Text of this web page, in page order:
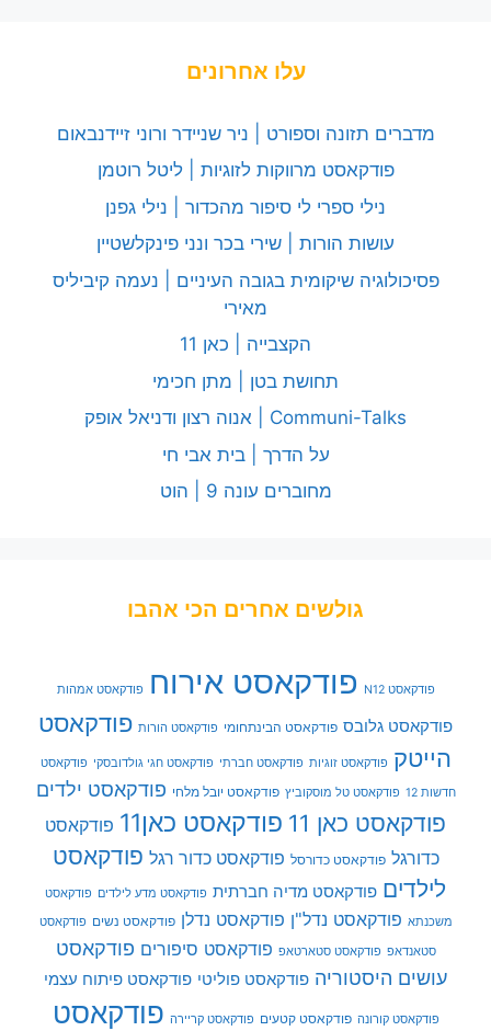
עלו אחרונים
מדברים תזונה וספורט | ניר שניידר ורוני זיידנבאום
פודקאסט מרווקות לזוגיות | ליטל רוטמן
נילי ספרי לי סיפור מהכדור | נילי גפנן
עושות הורות | שירי בכר ונני פינקלשטיין
פסיכולוגיה שיקומית בגובה העיניים | נעמה קיביליס
מאירי
הקצבייה | כאן 11
תחושת בטן | מתן חכימי
Communi-Talks | אנוה רצון ודניאל אופק
על הדרך | בית אבי חי
מחוברים עונה 9 | הוט
גולשים אחרים הכי אהבו
פודקאסט N12 פודקאסט אירוח פודקאסט אמהות
פודקאסט גלובס פודקאסט הבינתחומי פודקאסט הורות פודקאסט
הייטק פודקאסט זוגיות פודקאסט חברתי פודקאסט חגי גולדובסקי פודקאסט
חדשות 12 פודקאסט טל מוסקוביץ פודקאסט יובל מלחי פודקאסט ילדים
פודקאסט כאן 11 פודקאסט כאן11
פודקאסט
כדורגל פודקאסט כדורסל פודקאסט כדור רגל פודקאסט
לילדים פודקאסט מדיה חברתית פודקאסט מדע לילדים פודקאסט
משכנתא פודקאסט נדל"ן פודקאסט נדלן פודקאסט נשים פודקאסט
סטאנדאפ פודקאסט סטארטאפ פודקאסט סיפורים פודקאסט
עושים היסטוריה פודקאסט פוליטי פודקאסט פיתוח עצמי
פודקאסט קורונה פודקאסט קטעים פודקאסט קריירה פודקאסט